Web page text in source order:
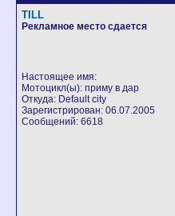
TILL
Рекламное место сдается
Настоящее имя:
Мотоцикл(ы): приму в дар
Откуда: Default city
Зарегистрирован: 06.07.2005
Сообщений: 6618